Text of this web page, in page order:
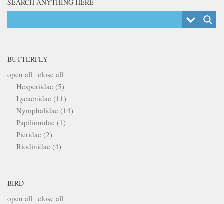
BUTTERFLY
open all | close all
Hesperiidae (5)
Lycaenidae (11)
Nymphalidae (14)
Papilionidae (1)
Pieridae (2)
Riodinidae (4)
BIRD
open all | close all